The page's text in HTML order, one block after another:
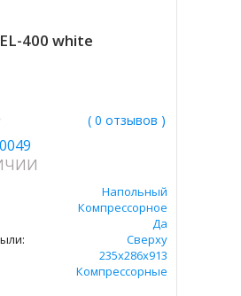
400 white
( 0 отзывов )
Напольный
Компрессорное
Да
Сверху
235х286х913
Компрессорные